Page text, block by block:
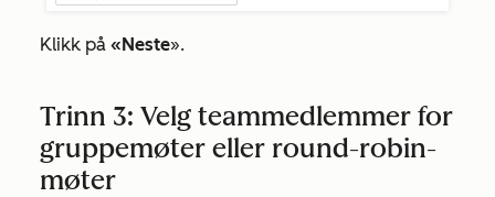
Klikk på «Neste».
Trinn 3: Velg teammedlemmer for
gruppemøter eller round-robin-
møter